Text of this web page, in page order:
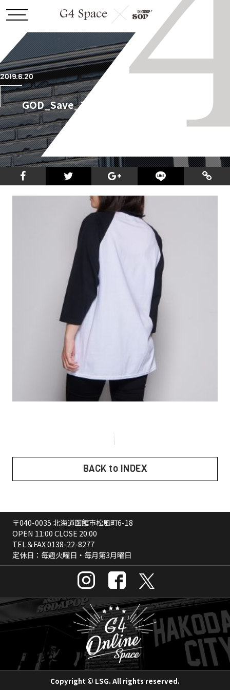
2019.6.20
BACK to INDEX
〒040-0035 北海道函館市松風町6-18
OPEN 11:00 CLOSE 20:00
TEL＆FAX0138-22-8277
定休日：毎週火曜日・毎月第3月曜日
Copyright © LSG. All rights reserved.